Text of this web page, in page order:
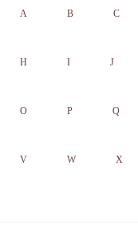
A B C
H I J
O P Q
V W X